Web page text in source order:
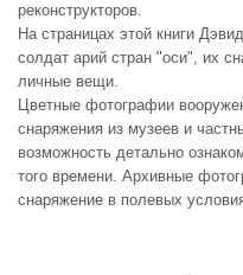
реконструкторов.
На страницах этой книги
солдат арий стран "оси", их
личные вещи.
Цветные фотографии
снаряжения из музеев и
возможность детально
того времени. Архивные
снаряжение в полевых